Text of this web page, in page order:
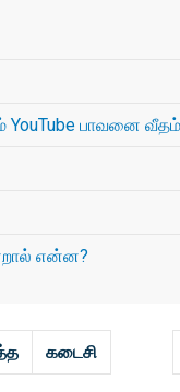
YouTube பாவனை
என்ன?
கடைசி